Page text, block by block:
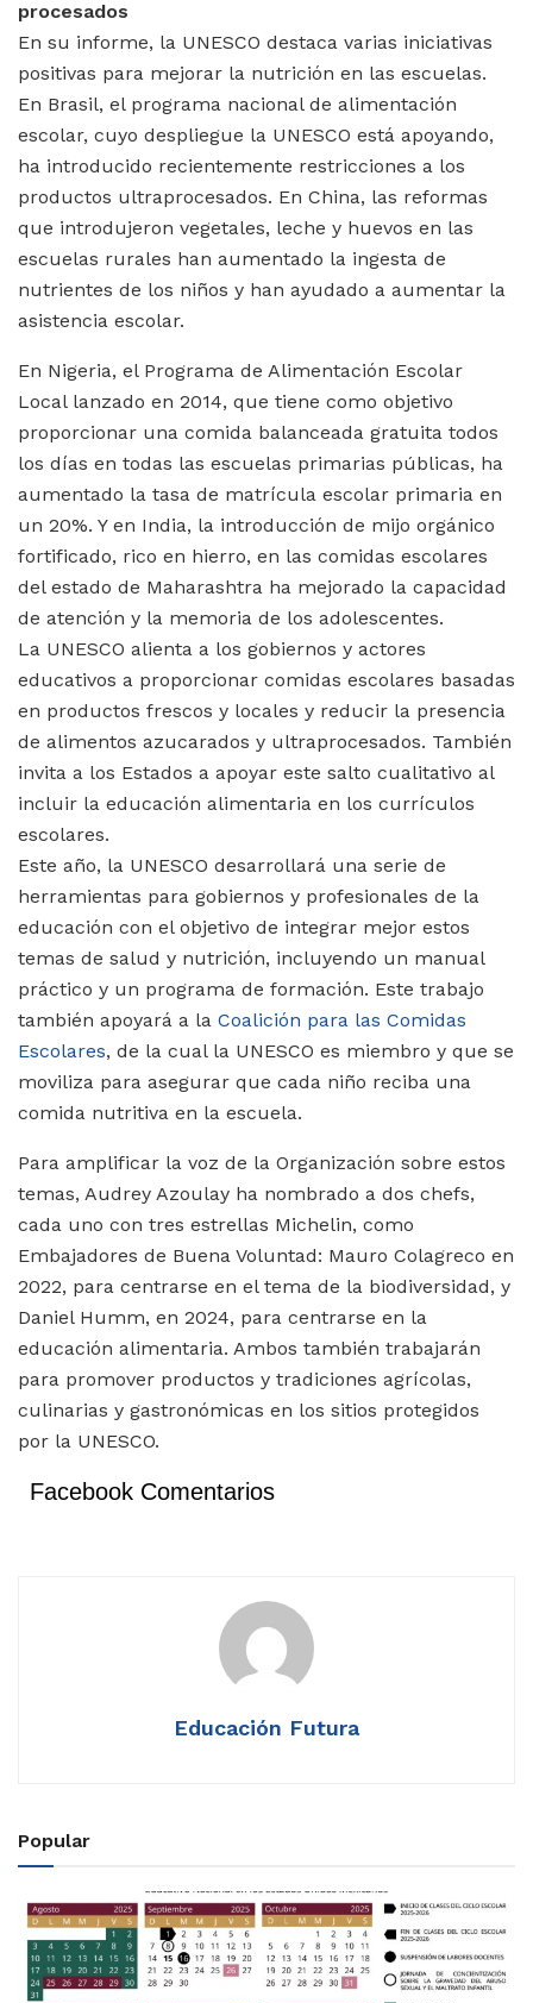
procesados
En su informe, la UNESCO destaca varias iniciativas
positivas para mejorar la nutrición en las escuelas.
En Brasil, el programa nacional de alimentación
escolar, cuyo despliegue la UNESCO está apoyando,
ha introducido recientemente restricciones a los
productos ultraprocesados. En China, las reformas
que introdujeron vegetales, leche y huevos en las
escuelas rurales han aumentado la ingesta de
nutrientes de los niños y han ayudado a aumentar la
asistencia escolar.
En Nigeria, el Programa de Alimentación Escolar
Local lanzado en 2014, que tiene como objetivo
proporcionar una comida balanceada gratuita todos
los días en todas las escuelas primarias públicas, ha
aumentado la tasa de matrícula escolar primaria en
un 20%. Y en India, la introducción de mijo orgánico
fortificado, rico en hierro, en las comidas escolares
del estado de Maharashtra ha mejorado la capacidad
de atención y la memoria de los adolescentes.
La UNESCO alienta a los gobiernos y actores
educativos a proporcionar comidas escolares basadas
en productos frescos y locales y reducir la presencia
de alimentos azucarados y ultraprocesados. También
invita a los Estados a apoyar este salto cualitativo al
incluir la educación alimentaria en los currículos
escolares.
Este año, la UNESCO desarrollará una serie de
herramientas para gobiernos y profesionales de la
educación con el objetivo de integrar mejor estos
temas de salud y nutrición, incluyendo un manual
práctico y un programa de formación. Este trabajo
también apoyará a la Coalición para las Comidas
Escolares, de la cual la UNESCO es miembro y que se
moviliza para asegurar que cada niño reciba una
comida nutritiva en la escuela.
Para amplificar la voz de la Organización sobre estos
temas, Audrey Azoulay ha nombrado a dos chefs,
cada uno con tres estrellas Michelin, como
Embajadores de Buena Voluntad: Mauro Colagreco en
2022, para centrarse en el tema de la biodiversidad, y
Daniel Humm, en 2024, para centrarse en la
educación alimentaria. Ambos también trabajarán
para promover productos y tradiciones agrícolas,
culinarias y gastronómicas en los sitios protegidos
por la UNESCO.
Facebook Comentarios
Educación Futura
Popular